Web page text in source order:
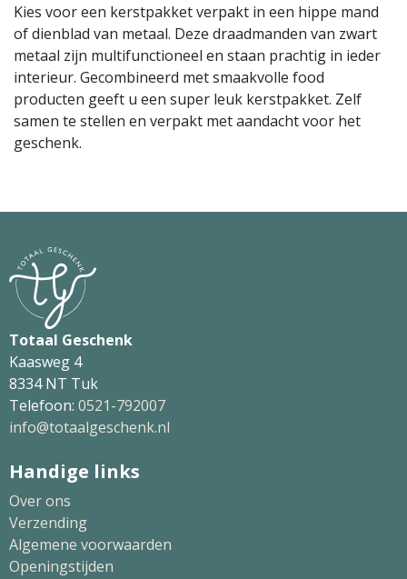
Kies voor een kerstpakket verpakt in een hippe mand
of dienblad van metaal. Deze draadmanden van zwart
metaal zijn multifunctioneel en staan prachtig in ieder
interieur. Gecombineerd met smaakvolle food
producten geeft u een super leuk kerstpakket. Zelf
samen te stellen en verpakt met aandacht voor het
geschenk.
Totaal Geschenk
Kaasweg 4
8334 NT Tuk
Telefoon: 0521-792007
info@totaalgeschenk.nl
Handige links
Over ons
Verzending
Algemene voorwaarden
Openingstijden